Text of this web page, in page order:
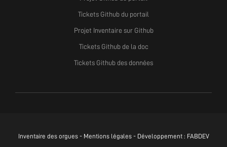
Tickets Github du portail
Projet Inventaire sur Github
Tickets Github de la doc
Tickets Github des données
Inventaire des orgues - Mentions légales- Développement : FABDEV